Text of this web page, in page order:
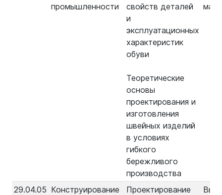
промышленности
свойств деталей
и
эксплуатационных
характеристик
обуви
Теоретические
основы
проектирования и
изготовления
швейных изделий
в условиях
гибкого
бережливого
производства
29.04.05 Конструирование
Проектирование